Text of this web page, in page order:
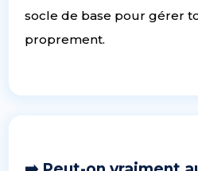
socle de base pour gérer
proprement.